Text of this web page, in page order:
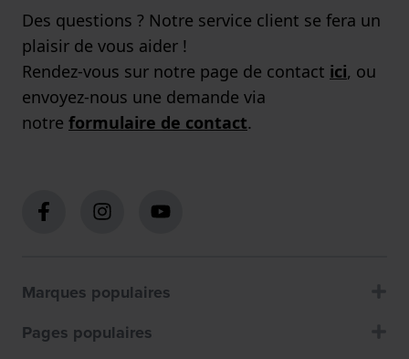
Des questions ? Notre service client se fera un
plaisir de vous aider !
Rendez-vous sur notre page de contact ici, ou
envoyez-nous une demande via
notre formulaire de contact.
Marques populaires
Pages populaires